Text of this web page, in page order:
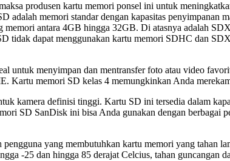
produsen kartu memori ponsel ini untuk
memori standar dengan kapasitas
antara 4GB hingga 32GB. Di atasnya adalah
tidak dapat menggunakan kartu memori SDHC dan
untuk menyimpan dan mentransfer foto atau video
Kartu memori SD kelas 4 memungkinkan Anda
kamera definisi tinggi. Kartu SD ini tersedia dalam
SD SanDisk ini bisa Anda gunakan dengan berbagai
yang membutuhkan kartu memori yang tahan
-25 dan hingga 85 derajat Celcius, tahan guncangan